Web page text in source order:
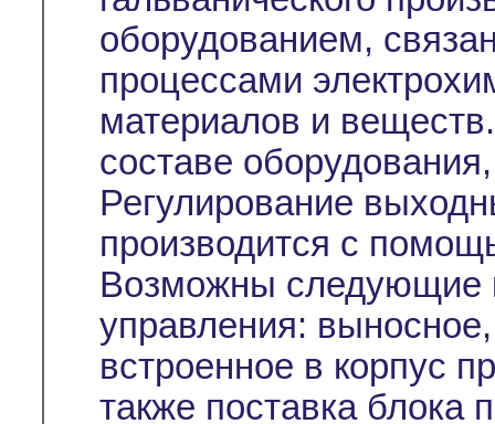
оборудованием,
процессами
материалов и
составе
Регулирование
производится с
Возможны следующие
управления:
встроенное в корпус
также поставка блока